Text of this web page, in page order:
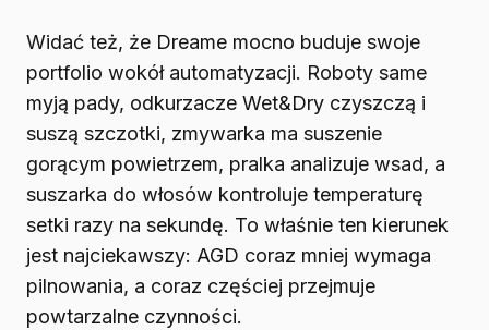
Widać też, że Dreame mocno buduje swoje
portfolio wokół automatyzacji. Roboty same
myją pady, odkurzacze Wet&Dry czyszczą i
suszą szczotki, zmywarka ma suszenie
gorącym powietrzem, pralka analizuje wsad, a
suszarka do włosów kontroluje temperaturę
setki razy na sekundę. To właśnie ten kierunek
jest najciekawszy: AGD coraz mniej wymaga
pilnowania, a coraz częściej przejmuje
powtarzalne czynności.